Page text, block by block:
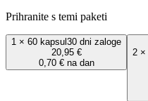
Prihranite s temi paketi
1 × 60 kapsul 30 dni zaloge
20,95 €
0,70 € na dan
2 ×